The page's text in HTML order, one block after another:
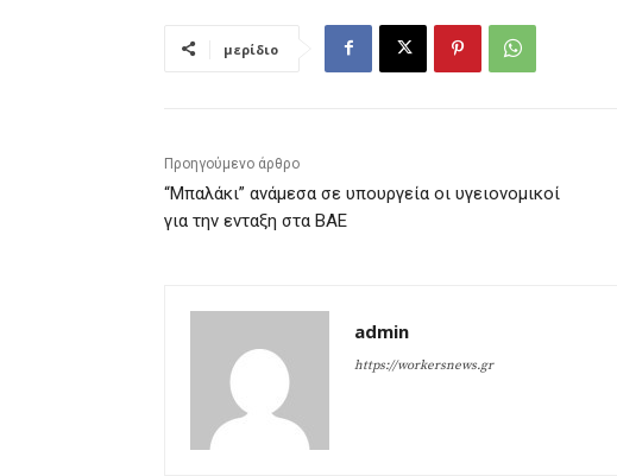
μερίδιο
Προηγούμενο άρθρο
“Μπαλάκι” ανάμεσα σε υπουργεία οι υγειονομικοί
για την ενταξη στα ΒΑΕ
admin
https://workersnews.gr